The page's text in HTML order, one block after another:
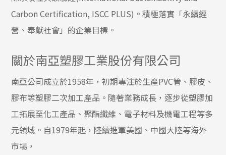
Carbon Certification, ISCC PLUS)。積極落實「永續經
營、奉獻社會」的企業目標。
關於南亞塑膠工業股份有限公司
南亞公司成立於1958年，初期專注於生產PVC管、膠皮、
膠布等塑膠二次加工產品。隨著業務成長，逐步從塑膠加
工拓展至化工產品、聚酯纖維、電子材料及機電工程等多
元領域。自1979年起，陸續進軍美國、中國大陸等海外
市場，